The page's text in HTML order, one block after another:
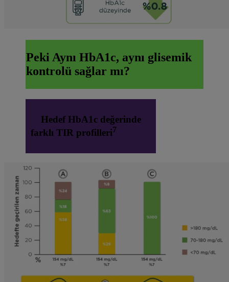
Peki Aynı HbA1c, aynı glisemik
kontrolü sağlar mı?
Hedef HbA1c değerinde
farklı TIR profilleri7